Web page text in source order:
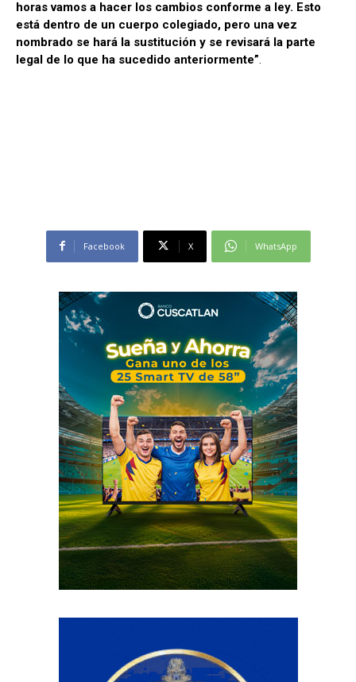
horas vamos a hacer los cambios conforme a ley. Esto
está dentro de un cuerpo colegiado, pero una vez
nombrado se hará la sustitución y se revisará la parte
legal de lo que ha sucedido anteriormente”
Facebook X WhatsApp